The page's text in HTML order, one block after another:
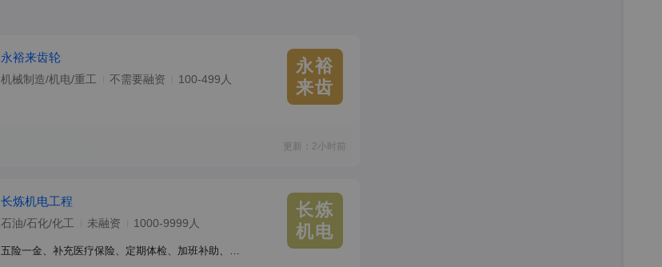
永裕来齿轮
机械制造/机电/重工 不需要融资 100-499人
永裕
来齿
更新：2小时前
长炼机电工程
石油/石化/化工 未融资 1000-9999人
五险一金、补充医疗保险、定期体检、加班补助、年终奖、带薪年假、员工旅游、免费班车、餐补、交通补助、包吃、节日福利、住房补贴、包住
长炼
机电